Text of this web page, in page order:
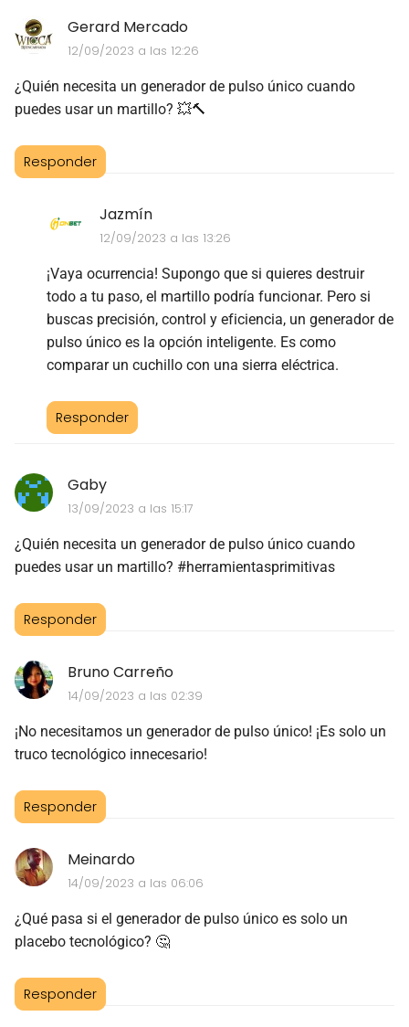
Gerard Mercado
12/09/2023 a las 12:26
¿Quién necesita un generador de pulso único cuando
puedes usar un martillo? 💥🔨
Responder
Jazmín
12/09/2023 a las 13:26
¡Vaya ocurrencia! Supongo que si quieres destruir
todo a tu paso, el martillo podría funcionar. Pero si
buscas precisión, control y eficiencia, un generador de
pulso único es la opción inteligente. Es como
comparar un cuchillo con una sierra eléctrica.
Responder
Gaby
13/09/2023 a las 15:17
¿Quién necesita un generador de pulso único cuando
puedes usar un martillo? #herramientasprimitivas
Responder
Bruno Carreño
14/09/2023 a las 02:39
¡No necesitamos un generador de pulso único! ¡Es solo un
truco tecnológico innecesario!
Responder
Meinardo
14/09/2023 a las 06:06
¿Qué pasa si el generador de pulso único es solo un
placebo tecnológico? 🤔
Responder